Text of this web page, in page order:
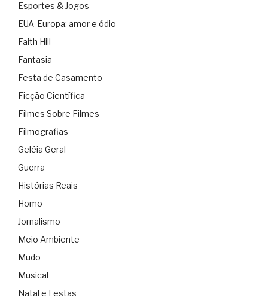
Esportes & Jogos
EUA-Europa: amor e ódio
Faith Hill
Fantasia
Festa de Casamento
Ficção Científica
Filmes Sobre Filmes
Filmografias
Geléia Geral
Guerra
Histórias Reais
Homo
Jornalismo
Meio Ambiente
Mudo
Musical
Natal e Festas